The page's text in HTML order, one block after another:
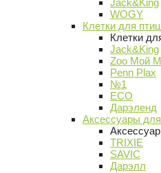
Jack&King
WOGY
Клетки для птиц
Клетки
Jack&King
Zoo Мой
Penn Plax
№1
ECO
Дарэленд
Аксессуары
TRIXIE
SAVIC
Дарэлл